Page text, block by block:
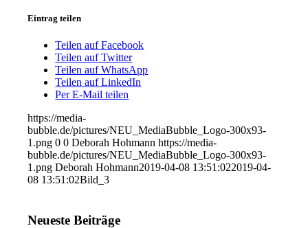
Eintrag teilen
Teilen auf Facebook
Teilen auf Twitter
Teilen auf WhatsApp
Teilen auf LinkedIn
Per E-Mail teilen
https://media-
bubble.de/pictures/NEU_MediaBubble_Logo-300x93-
1.png 0 0 Deborah Hohmann https://media-
bubble.de/pictures/NEU_MediaBubble_Logo-300x93-
1.png Deborah Hohmann2019-04-08 13:51:022019-04-
08 13:51:02Bild_3
Neueste Beiträge